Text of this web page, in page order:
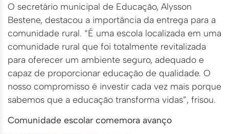
O secretário municipal de Educação, Alysson
Bestene, destacou a importância da entrega para a
comunidade rural. “É uma escola localizada em uma
comunidade rural que foi totalmente revitalizada
para oferecer um ambiente seguro, adequado e
capaz de proporcionar educação de qualidade. O
nosso compromisso é investir cada vez mais porque
sabemos que a educação transforma vidas”, frisou.
Comunidade escolar comemora avanço